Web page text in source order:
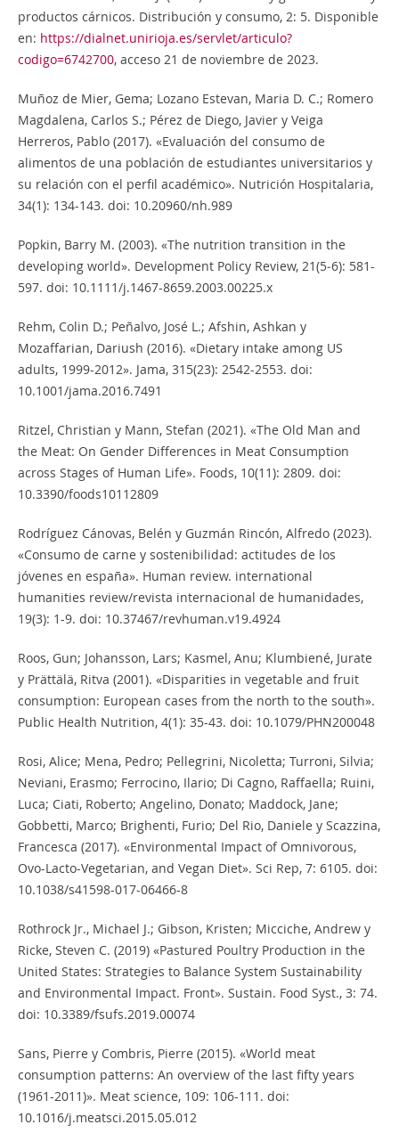
productos cárnicos. Distribución y consumo, 2: 5. Disponible
en: https://dialnet.unirioja.es/servlet/articulo?
codigo=6742700, acceso 21 de noviembre de 2023.
Muñoz de Mier, Gema; Lozano Estevan, Maria D. C.; Romero
Magdalena, Carlos S.; Pérez de Diego, Javier y Veiga
Herreros, Pablo (2017). «Evaluación del consumo de
alimentos de una población de estudiantes universitarios y
su relación con el perfil académico». Nutrición Hospitalaria,
34(1): 134-143. doi: 10.20960/nh.989
Popkin, Barry M. (2003). «The nutrition transition in the
developing world». Development Policy Review, 21(5‐6): 581-
597. doi: 10.1111/j.1467-8659.2003.00225.x
Rehm, Colin D.; Peñalvo, José L.; Afshin, Ashkan y
Mozaffarian, Dariush (2016). «Dietary intake among US
adults, 1999-2012». Jama, 315(23): 2542-2553. doi:
10.1001/jama.2016.7491
Ritzel, Christian y Mann, Stefan (2021). «The Old Man and
the Meat: On Gender Differences in Meat Consumption
across Stages of Human Life». Foods, 10(11): 2809. doi:
10.3390/foods10112809
Rodríguez Cánovas, Belén y Guzmán Rincón, Alfredo (2023).
«Consumo de carne y sostenibilidad: actitudes de los
jóvenes en españa». Human review. international
humanities review/revista internacional de humanidades,
19(3): 1-9. doi: 10.37467/revhuman.v19.4924
Roos, Gun; Johansson, Lars; Kasmel, Anu; Klumbiené, Jurate
y Prättälä, Ritva (2001). «Disparities in vegetable and fruit
consumption: European cases from the north to the south».
Public Health Nutrition, 4(1): 35-43. doi: 10.1079/PHN200048
Rosi, Alice; Mena, Pedro; Pellegrini, Nicoletta; Turroni, Silvia;
Neviani, Erasmo; Ferrocino, Ilario; Di Cagno, Raffaella; Ruini,
Luca; Ciati, Roberto; Angelino, Donato; Maddock, Jane;
Gobbetti, Marco; Brighenti, Furio; Del Rio, Daniele y Scazzina,
Francesca (2017). «Environmental Impact of Omnivorous,
Ovo-Lacto-Vegetarian, and Vegan Diet». Sci Rep, 7: 6105. doi:
10.1038/s41598-017-06466-8
Rothrock Jr., Michael J.; Gibson, Kristen; Micciche, Andrew y
Ricke, Steven C. (2019) «Pastured Poultry Production in the
United States: Strategies to Balance System Sustainability
and Environmental Impact. Front». Sustain. Food Syst., 3: 74.
doi: 10.3389/fsufs.2019.00074
Sans, Pierre y Combris, Pierre (2015). «World meat
consumption patterns: An overview of the last fifty years
(1961-2011)». Meat science, 109: 106-111. doi:
10.1016/j.meatsci.2015.05.012